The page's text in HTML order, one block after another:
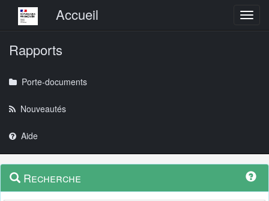
Menu principalAccueil
Rapports
Porte-documents
Nouveautés
Aide
Navigation
outils
Menu
contextuel
Recherche